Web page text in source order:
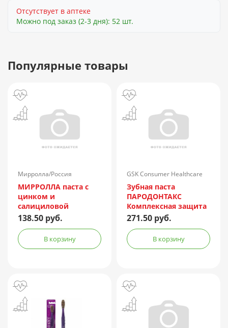
Отсутствует в аптеке
Можно под заказ (2-3 дня): 52 шт.
Популярные товары
Мирролла/Россия
МИРРОЛЛА паста с
цинком и
салициловой
кислотой 40мл
138.50 руб.
В корзину
GSK Consumer Healthcare
Levice/Словакия
Зубная паста
ПАРОДОНТАКС
Комплексная защита
50мл
271.50 руб.
В корзину